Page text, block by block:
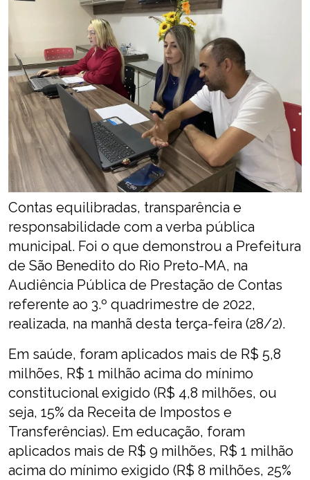
Contas equilibradas, transparência e
responsabilidade com a verba pública
municipal. Foi o que demonstrou a Prefeitura
de São Benedito do Rio Preto-MA, na
Audiência Pública de Prestação de Contas
referente ao 3.º quadrimestre de 2022,
realizada, na manhã desta terça-feira (28/2).
Em saúde, foram aplicados mais de R$ 5,8
milhões, R$ 1 milhão acima do mínimo
constitucional exigido (R$ 4,8 milhões, ou
seja, 15% da Receita de Impostos e
Transferências). Em educação, foram
aplicados mais de R$ 9 milhões, R$ 1 milhão
acima do mínimo exigido (R$ 8 milhões, 25%